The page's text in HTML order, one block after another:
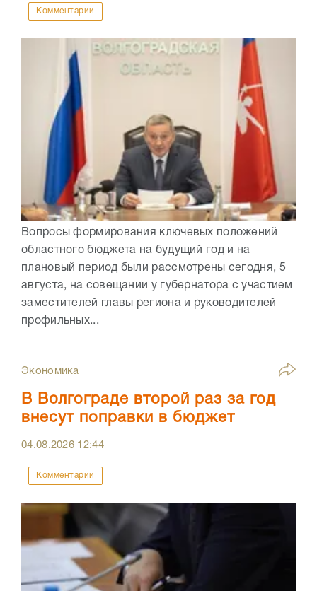
Комментарии
Вопросы формирования ключевых положений
областного бюджета на будущий год и на
плановый период были рассмотрены сегодня, 5
августа, на совещании у губернатора с участием
заместителей главы региона и руководителей
профильных...
Экономика
В Волгограде второй раз за год
внесут поправки в бюджет
04.08.2026 12:44
Комментарии